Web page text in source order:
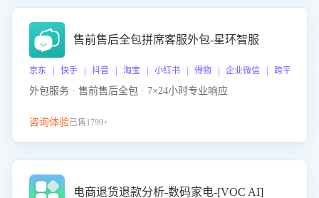
售前售后全包拼席客服外包-星环智服
京东 | 快手 | 抖音 | 淘宝 | 小红书 | 得物 | 企业微信 | 跨平台
外包服务 · 售前售后全包 · 7×24小时专业响应
咨询体验已售1799+
电商退货退款分析-数码家电-[VOC AI]